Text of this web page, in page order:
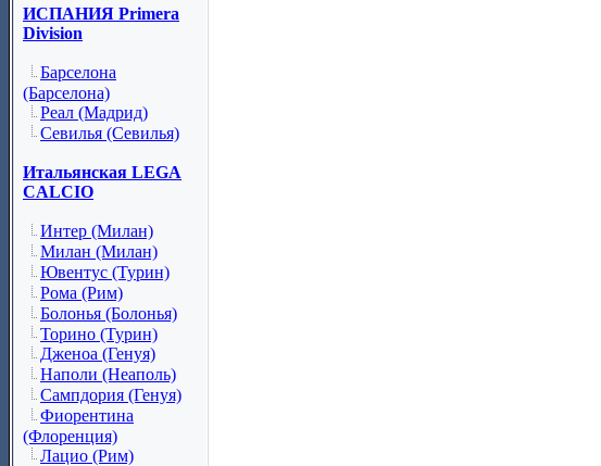
ИСПАНИЯ Primera
Division
Барселона
(Барселона)
Реал (Мадрид)
Севилья (Севилья)
Итальянская LEGA
CALCIO
Интер (Милан)
Милан (Милан)
Ювентус (Турин)
Рома (Рим)
Болонья (Болонья)
Торино (Турин)
Дженоа (Генуя)
Наполи (Неаполь)
Сампдория (Генуя)
Фиорентина
(Флоренция)
Лацио (Рим)